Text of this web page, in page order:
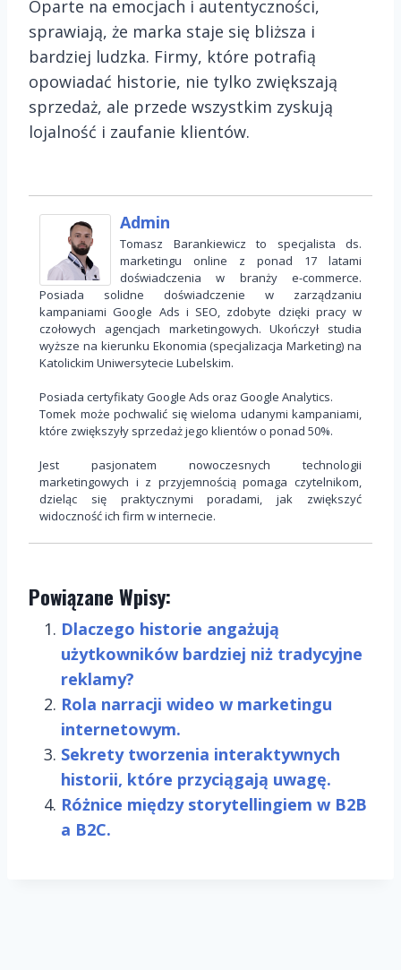
Oparte na emocjach i autentyczności,
sprawiają, że marka staje się bliższa i
bardziej ludzka. Firmy, które potrafią
opowiadać historie, nie tylko zwiększają
sprzedaż, ale przede wszystkim zyskują
lojalność i zaufanie klientów.
Admin
Tomasz Barankiewicz to specjalista ds.
marketingu online z ponad 17 latami
doświadczenia w branży e-commerce.
Posiada solidne doświadczenie w zarządzaniu
kampaniami Google Ads i SEO, zdobyte dzięki pracy w
czołowych agencjach marketingowych. Ukończył studia
wyższe na kierunku Ekonomia (specjalizacja Marketing) na
Katolickim Uniwersytecie Lubelskim.
Posiada certyfikaty Google Ads oraz Google Analytics.
Tomek może pochwalić się wieloma udanymi kampaniami,
które zwiększyły sprzedaż jego klientów o ponad 50%.
Jest pasjonatem nowoczesnych technologii
marketingowych i z przyjemnością pomaga czytelnikom,
dzieląc się praktycznymi poradami, jak zwiększyć
widoczność ich firm w internecie.
Powiązane Wpisy:
Dlaczego historie angażują
użytkowników bardziej niż tradycyjne
reklamy?
Rola narracji wideo w marketingu
internetowym.
Sekrety tworzenia interaktywnych
historii, które przyciągają uwagę.
Różnice między storytellingiem w B2B
a B2C.